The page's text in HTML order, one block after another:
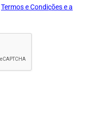
Termos e Condições e a